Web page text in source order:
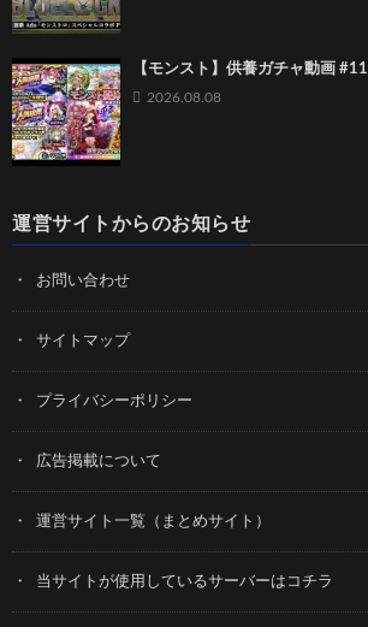
【モンスト】供養ガチャ動画 #11
2026.08.08
運営サイトからのお知らせ
お問い合わせ
サイトマップ
プライバシーポリシー
広告掲載について
運営サイト一覧（まとめサイト）
当サイトが使用しているサーバーはコチラ